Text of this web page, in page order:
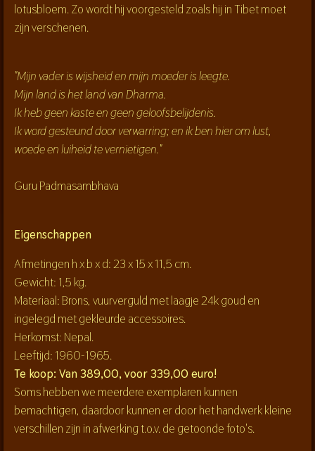
lotusbloem. Zo wordt hij voorgesteld zoals hij in Tibet moet
zijn verschenen.
"Mijn vader is wijsheid en mijn moeder is leegte.
Mijn land is het land van Dharma.
Ik heb geen kaste en geen geloofsbelijdenis.
Ik word gesteund door verwarring; en ik ben hier om lust,
woede en luiheid te vernietigen."
Guru Padmasambhava
Eigenschappen
Afmetingen h x b x d: 23 x 15 x 11,5 cm.
Gewicht: 1,5 kg.
Materiaal: Brons, vuurverguld met laagje 24k goud en
ingelegd met gekleurde accessoires.
Herkomst: Nepal.
Leeftijd: 1960-1965.
Te koop: Van 389,00, voor 339,00 euro!
Soms hebben we meerdere exemplaren kunnen
bemachtigen, daardoor kunnen er door het handwerk kleine
verschillen zijn in afwerking t.o.v. de getoonde foto's.